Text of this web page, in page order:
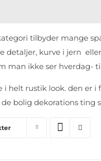
tilbyder mange
kurve i jern
man ikke ser hverdag-
helt rustik look. den er
bolig dekorations